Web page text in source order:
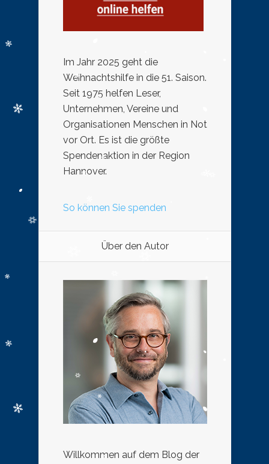
Im Jahr 2025 geht die
Weihnachtshilfe in die 51. Saison.
Seit 1975 helfen Leser,
Unternehmen, Vereine und
Organisationen Menschen in Not
vor Ort. Es ist die größte
Spendenaktion in der Region
Hannover.
So können Sie spenden
Über den Autor
Willkommen auf dem Blog der